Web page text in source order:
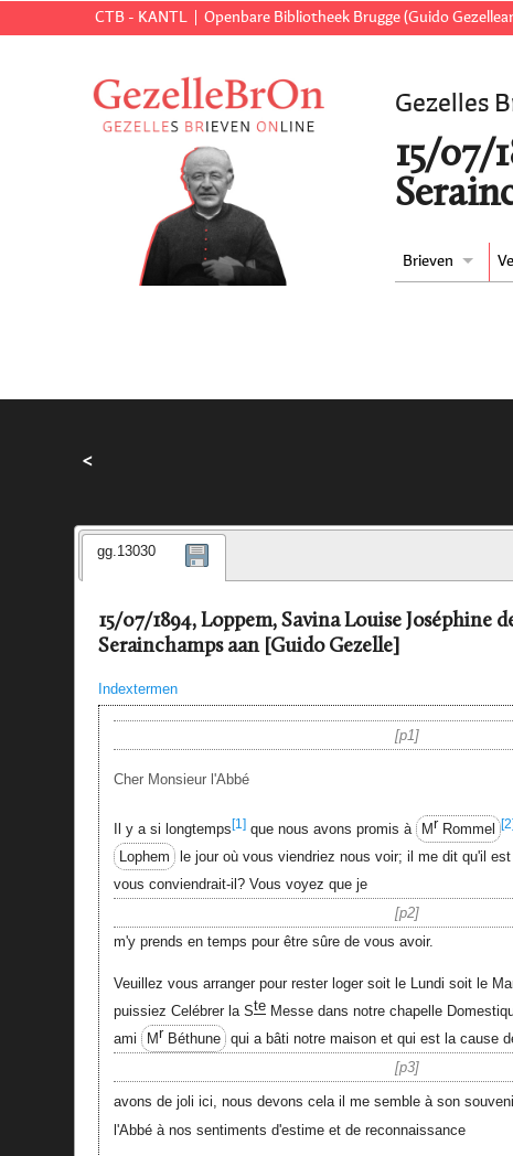
CTB - KANTL Openbare Bibliotheek Brugge (Guido
Gezelles
15/07/
Brieven
<
gg.13030
15/07/1894, Loppem, Savina Louise Joséphine
Serainchamps aan [Guido Gezelle]
Indextermen
p1
Cher Monsieur l'Abbé
Il y a si longtemps[1]que nous avons promis à Mr Rommel
Lophem le jour où vous viendriez nous voir; il me dit qu'il
vous conviendrait-il? Vous voyez que je
p2
m'y prends en temps pour être sûre de vous avoir.
Veuillez vous arranger pour rester loger soit le Lundi soit le
puissiez Celébrer la SteMesse dans notre chapelle
ami
Mr Béthune qui a bâti notre maison et qui est la cause
p3
avons de joli ici, nous devons cela il me semble à son
l'Abbé à nos sentiments d'estime et de reconnaissance